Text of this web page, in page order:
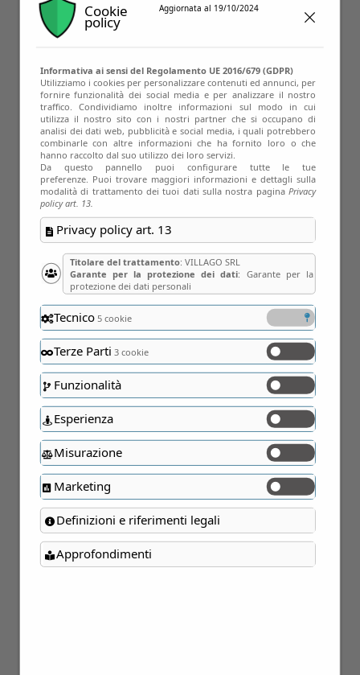
10
Set
18
Feb
17
Set
Cookie
policy
Aggiornata al 19/10/2024
Informativa ai sensi del Regolamento UE 2016/679 (GDPR)
Utilizziamo i cookies per personalizzare contenuti ed annunci, per
fornire funzionalità dei social media e per analizzare il nostro
traffico. Condividiamo inoltre informazioni sul modo in cui
utilizza il nostro sito con i nostri partner che si occupano di
analisi dei dati web, pubblicità e social media, i quali potrebbero
combinarle con altre informazioni che ha fornito loro o che
hanno raccolto dal suo utilizzo dei loro servizi.
Da questo pannello puoi configurare tutte le tue
preferenze. Puoi trovare maggiori informazioni e dettagli sulla
modalità di trattamento dei tuoi dati sulla nostra paginaPrivacy
policy art. 13.
Privacy policy art. 13
Titolare del trattamento: VILLAGO SRL
Garante per la protezione dei dati: Garante per la
protezione dei dati personali
Tecnico5 cookie
Terze Parti 3 cookie
Funzionalità
Esperienza
Misurazione
Marketing
Definizioni e riferimenti legali
Approfondimenti